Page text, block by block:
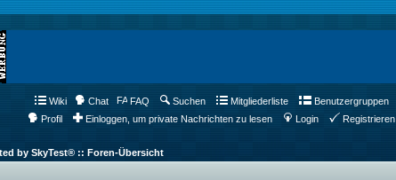
Wiki Chat FAQ Suchen Mitgliederliste
Benutzergruppen
Profil
Einloggen, um private Nachrichten zu lesen Login Registrieren
by SkyTest® :: Foren-Übersicht